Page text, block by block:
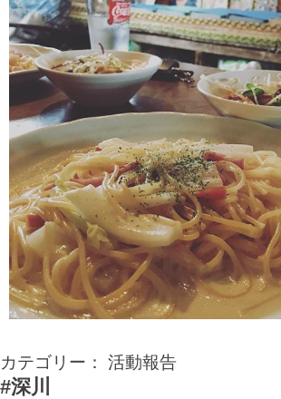
カテゴリー： 活動報告
#深川